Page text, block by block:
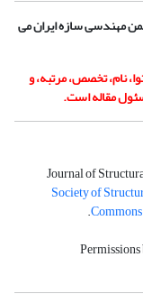
مهندسی سازه ایران می
نام، تخصص، مرتبه، و
مقاله است.
Journal of
Society of
.